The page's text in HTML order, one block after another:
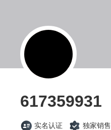
617359931
实名认证 独家销售